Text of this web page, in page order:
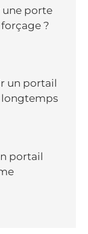
porte
?
un portail
longtemps
portail